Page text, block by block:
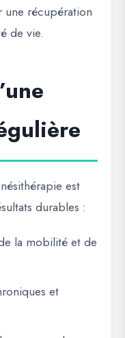
récupération
de vie.
est
durables :
la mobilité et de
et